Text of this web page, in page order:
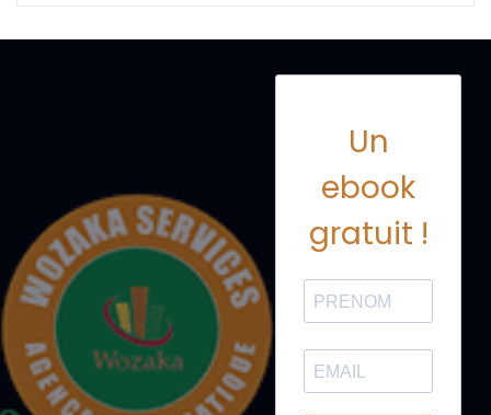
Un
ebook
gratuit !